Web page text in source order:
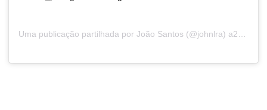
Uma publicação partilhada por João Santos (@johnlra) a25 de Set, 2018 às 2:15 PDT